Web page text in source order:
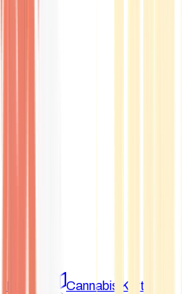
Marken Cannabis Karte